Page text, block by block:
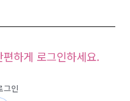
편하게 로그인하세요.
그인